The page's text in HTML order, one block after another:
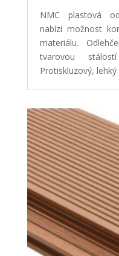
NMC plastová
nabízí možnost
materiálu.
tvarovou
Protiskluzový, lehký